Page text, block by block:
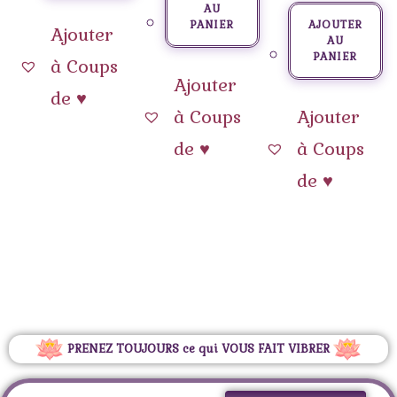
Ajouter
à Coups
de ♥
AU
PANIER
Ajouter
à Coups
de ♥
AJOUTER
AU
PANIER
Ajouter
à Coups
de ♥
PRENEZ TOUJOURS ce qui VOUS FAIT VIBRER